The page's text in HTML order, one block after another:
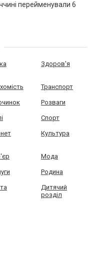
перейменували 6
Здоров'я
Транспорт
Розваги
Спорт
Культура
Мода
Родина
Дитячий
розділ